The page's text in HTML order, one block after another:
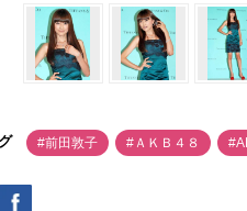
#前田敦子 #ＡＫＢ４８